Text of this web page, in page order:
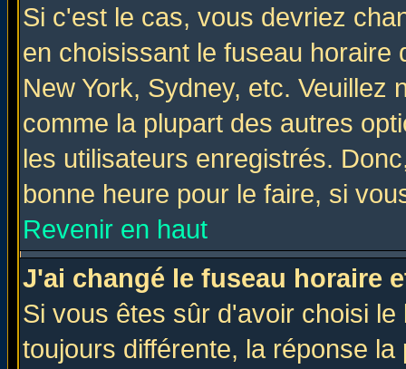
Si c'est le cas, vous devriez
en choisissant le fuseau
New York, Sydney, etc. Veuillez
comme la plupart des autres
les utilisateurs enregistrés.
bonne heure pour le faire, si
Revenir en haut
J'ai changé le fuseau horaire
Si vous êtes sûr d'avoir choisi
toujours différente, la réponse